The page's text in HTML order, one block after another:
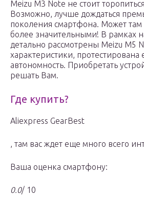
Meizu M3 Note не стоит
Возможно, лучше дождаться
поколения смартфона. Может там
более значительными! В рамках
детально рассмотрены Meizu M5
характеристики, протестирована
автономность. Приобретать
решать Вам.
Где купить?
Aliexpress GearBest
, там вас ждет еще много всего
Ваша оценка смартфону:
0.0/ 10